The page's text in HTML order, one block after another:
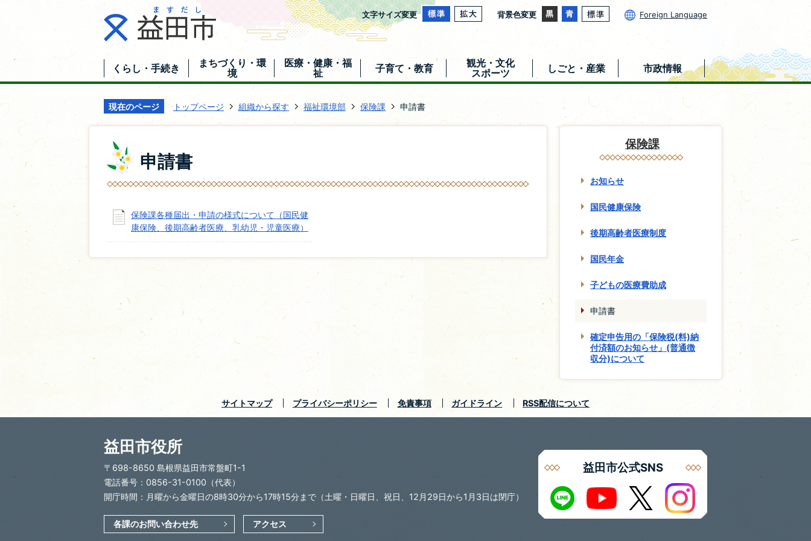
文字サイズ変更 背景色変更 Foreign Language
くらし・手続き
まちづくり・環
境
医療・健康・福
祉
子育て・教育
観光・文化
スポーツ
しごと・産業 市政情報
現在のページ トップページ 組織から探す 福祉環境部 保険課 申請書
申請書
保険課各種届出・申請の様式について（国民健
康保険、後期高齢者医療、乳幼児・児童医療）
保険課
お知らせ
国民健康保険
後期高齢者医療制度
国民年金
子どもの医療費助成
申請書
確定申告用の「保険税(料)納
付済額のお知らせ」(普通徴
収分)について
サイトマップ プライバシーポリシー 免責事項 ガイドライン RSS配信について
益田市役所
〒698-8650 島根県益田市常盤町1-1
電話番号：0856-31-0100（代表）
開庁時間：月曜から金曜日の8時30分から17時15分まで （土曜・日曜日、祝日、12月29日から1月3日は閉庁）
各課のお問い合わせ先 アクセス
益田市公式SNS
LINE Youtube X Instagram